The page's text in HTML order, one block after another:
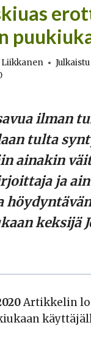
Liikkanen Julkaistu
ilman
tulta
ainakin
ja
höydyntävän
keksijä
Artikkelin